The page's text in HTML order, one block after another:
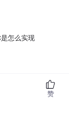
怎么实现
赞